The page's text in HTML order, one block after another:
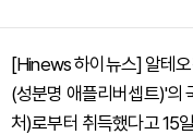
[Hinews 하이뉴스] 알테
(성분명 애플리버셉트)'의
처)로부터 취득했다고 15